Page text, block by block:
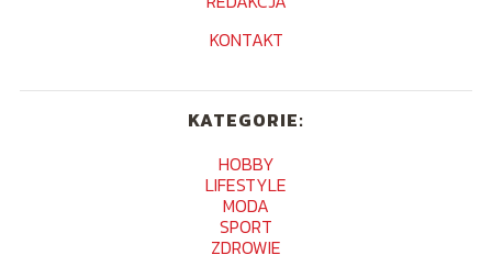
KONTAKT
KATEGORIE:
HOBBY
LIFESTYLE
MODA
SPORT
ZDROWIE